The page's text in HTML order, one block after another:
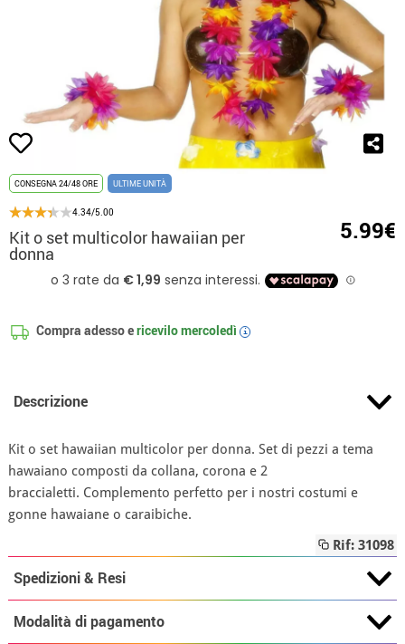
CONSEGNA 24/48 ORE ULTIME UNITÀ
4.34/5.00
Kit o set multicolor hawaiian per
donna
5.99€
Compra adesso ericevilomercoledì i
Descrizione
Kit o set hawaiian multicolor per donna. Set di pezzi a tema
hawaiano composti da collana, corona e 2
braccialetti. Complemento perfetto per i nostri costumi e
gonne hawaiane o caraibiche.
Rif: 31098
Spedizioni & Resi
Modalità di pagamento